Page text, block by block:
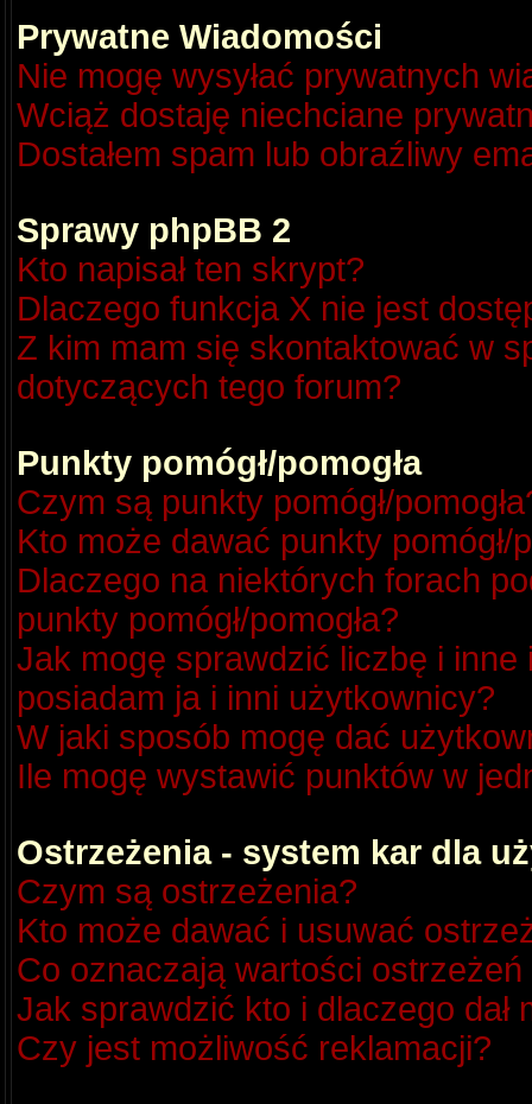
Prywatne Wiadomości
Nie mogę wysyłać prywatnych
Wciąż dostaję niechciane
Dostałem spam lub obraźliwy
Sprawy phpBB 2
Kto napisał ten skrypt?
Dlaczego funkcja X nie jest
Z kim mam się skontaktować w
dotyczących tego forum?
Punkty pomógł/pomogła
Czym są punkty pomógł/
Kto może dawać punkty pomógł/
Dlaczego na niektórych forach
punkty pomógł/pomogła?
Jak mogę sprawdzić liczbę i
posiadam ja i inni użytkownicy?
W jaki sposób mogę dać
Ile mogę wystawić punktów w
Ostrzeżenia - system kar dla
Czym są ostrzeżenia?
Kto może dawać i usuwać
Co oznaczają wartości
Jak sprawdzić kto i dlaczego dał
Czy jest możliwość reklamacji?